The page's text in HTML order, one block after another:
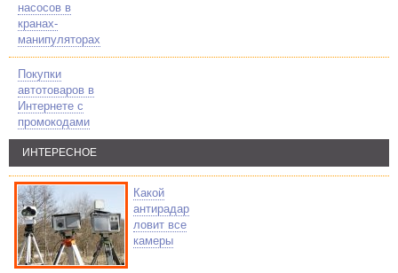
насосов в
кранах-
манипуляторах
Покупки
автотоваров в
Интернете с
промокодами
ИНТЕРЕСНОЕ
Какой
антирадар
ловит все
камеры